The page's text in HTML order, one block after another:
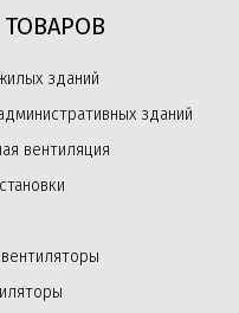
ТОВАРОВ
зданий
зданий
вентиляция